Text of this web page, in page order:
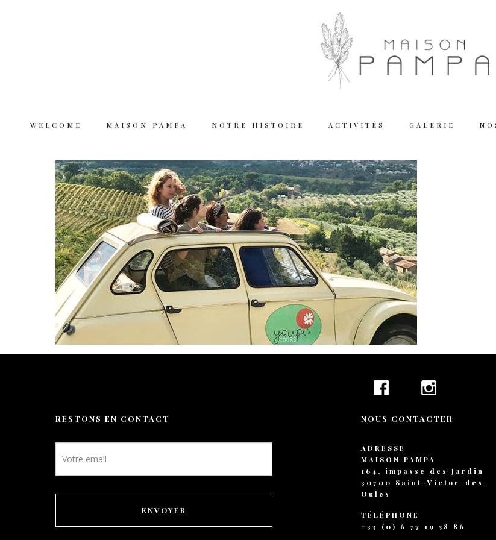
WELCOME MAISON PAMPA NOTRE HISTOIRE ACTIVITÉS GALERIE
Welcome
Maison Pampa
Notre histoire
Activités
Galerie
Nos tarifs
Réservation
FR
RESTONS EN CONTACT
Newsletter
footer
ENVOYER
NOUS CONTACTER
ADRESSE
MAISON PAMPA
164, impasse des Jardin
30700 Saint-Victor-des-
Oules
TÉLÉPHONE
+33 (0) 6 77 19 58 86